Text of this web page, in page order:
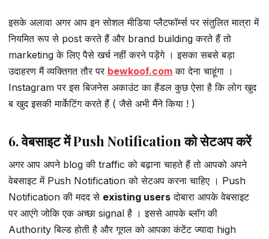
इसके अलावा अगर आप इन सोशल मीडिया प्लैटफॉर्म्स पर संतुलित मात्रा में
नियमित रूप से post करते हैं और brand building करते हैं तो
marketing के लिए पैसे खर्च नहीं करने पड़ेंगे । इसका सबसे बड़ा
उदाहरण मैं व्यक्तिगत तौर पर bewkoof.com का देना चाहूंगा ।
Instagram पर इस बिजनेस अकाउंट का हैंडल कुछ ऐसा है कि लोग खुद
ब खुद इसकी मार्केटिंग करते हैं ( जैसे अभी मैंने किया ! )
6. वेबसाइट में Push Notification को सेटअप करें
अगर आप अपने blog की traffic को बढ़ाना चाहते हैं तो आपको अपने
वेबसाइट में Push Notification को सेटअप करना चाहिए । Push
Notification की मदद से existing users दोबारा आपके वेबसाइट
पर आएंगे जोकि एक अच्छा signal है । इससे आपके ब्लॉग की
Authority बिल्ड होती है और गूगल को आपका कंटेंट ज्यादा high